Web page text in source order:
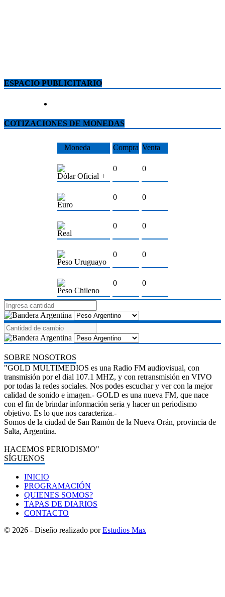
ESPACIO PUBLICITARIO
COTIZACIONES DE MONEDAS
Moneda Compra Venta
Dólar Oficial +
0 0
Euro
0 0
Real
0 0
Peso Uruguayo
0 0
Peso Chileno
0 0
SOBRE NOSOTROS
"GOLD MULTIMEDIOS es una Radio FM audiovisual, con
transmisión por el dial 107.1 MHZ, y con retransmisión en VIVO
por todas la redes sociales. Nos podes escuchar y ver con la mejor
calidad de sonido e imagen.- GOLD es una nueva FM, que nace
con el fin de brindar información seria y hacer un periodismo
objetivo. Es lo que nos caracteriza.-
Somos de la ciudad de San Ramón de la Nueva Orán, provincia de
Salta, Argentina.
HACEMOS PERIODISMO"
SÍGUENOS
INICIO
PROGRAMACIÓN
QUIENES SOMOS?
TAPAS DE DIARIOS
CONTACTO
© 2026 - Diseño realizado porEstudios Max